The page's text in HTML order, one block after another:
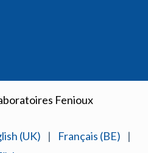
Fenioux
(UK) | Français (BE)
|